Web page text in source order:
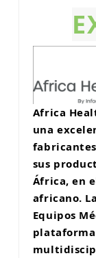
Africa
una
sus
África, en
africano.
Equipos